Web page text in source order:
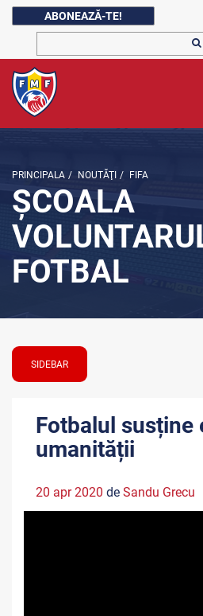
ABONEAZĂ-TE!
PRINCIPALA / NOUTĂŢI / FIFA
ŞCOALA
FOTBAL
SIDEBAR
Fotbalul susține
umanității
20 apr 2020 de Sandu Grecu